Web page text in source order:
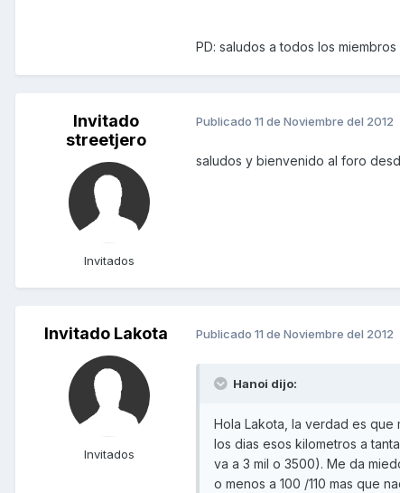
PD: saludos a todos los
Invitado
streetjero
Invitados
Publicado 11 de Noviembre del 2012
saludos y bienvenido al foro
Invitado Lakota
Invitados
Publicado 11 de Noviembre del 2012
Hanoi dijo:
Hola Lakota, la verdad es que
los dias esos kilometros a
va a 3 mil o 3500). Me da
o menos a 100 /110 mas que